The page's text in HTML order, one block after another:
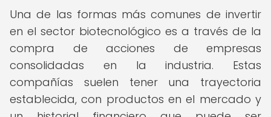
Una de las formas más comunes de invertir
en el sector biotecnológico es a través de la
compra de acciones de empresas
consolidadas en la industria. Estas
compañías suelen tener una trayectoria
establecida, con productos en el mercado y